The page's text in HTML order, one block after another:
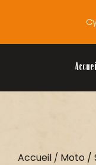
Accueil / Moto /